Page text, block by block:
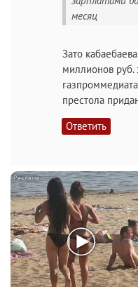
месяц
Зато
миллионов
престола
Ответить